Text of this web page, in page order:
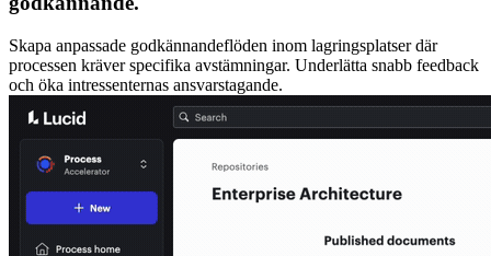
Skapa anpassade godkännandeflöden inom lagringsplatser där
processen kräver specifika avstämningar. Underlätta snabb feedback
och öka intressenternas ansvarstagande.